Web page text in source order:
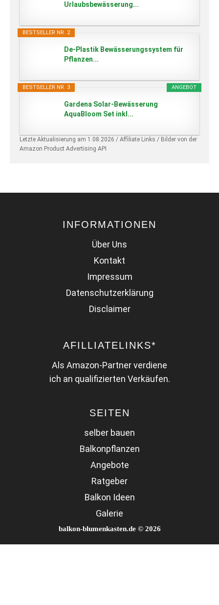
Urlaubsbewässerung...
BESTSELLER NR. 2
De-Plastik Bewässerungssystem für
Pflanzen...
ANGEBOT
BESTSELLER NR. 3
Gardena Solar-Bewässerung
AquaBloom Set inkl...
Letzte Aktualisierung am 1.08.2026 / Affiliate Links / Bilder von der
Amazon Product Advertising API
INFORMATIONEN
Über Uns
Kontakt
Impressum
Datenschutz­erklärung
Disclaimer
AFILLIATELINKS*
Als Amazon-Partner verdiene
ich an qualifizierten Verkäufen.
SEITEN
selber bauen
Balkonpflanzen
Angebote
Ratgeber
Balkon Ideen
Galerie
balkon-blumenkasten.de © 2026